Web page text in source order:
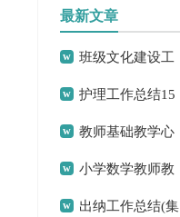
最新文章
班级文化建设工
作总结护理工作总结15
篇 教师基础教学心
得 小学数学教师教
学心得出纳工作总结(集